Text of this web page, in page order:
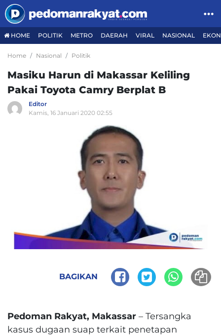
HOME POLITIK METRO DAERAH VIRAL NASIONAL
Home Nasional Politik
Masiku Harun di Makassar Keliling
Pakai Toyota Camry Berplat B
Editor
Kamis, 16 Januari 2020 02:55
BAGIKAN
Pedoman Rakyat, Makassar – Tersangka
kasus dugaan suap terkait penetapan